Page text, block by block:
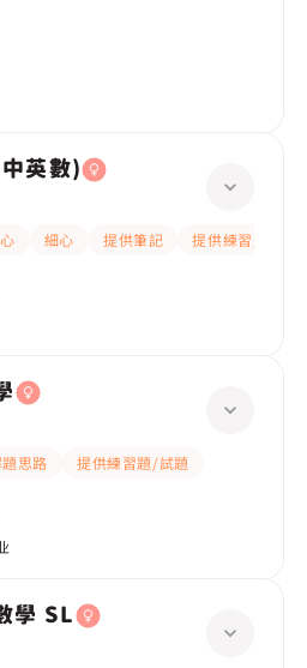
英數)
細心 提供筆記
提供練習題/試題
思路
提供練習題/試題
學 SL